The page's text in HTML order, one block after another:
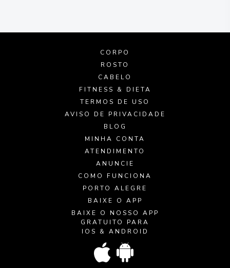
CORPO
ROSTO
CABELO
FITNESS & DIETA
TERMOS DE USO
AVISO DE PRIVACIDADE
BLOG
MINHA CONTA
ATENDIMENTO
ANUNCIE
COMO FUNCIONA
PORTO ALEGRE
BAIXE O APP
BAIXE O NOSSO APP
GRATUITO PARA
IOS & ANDROID